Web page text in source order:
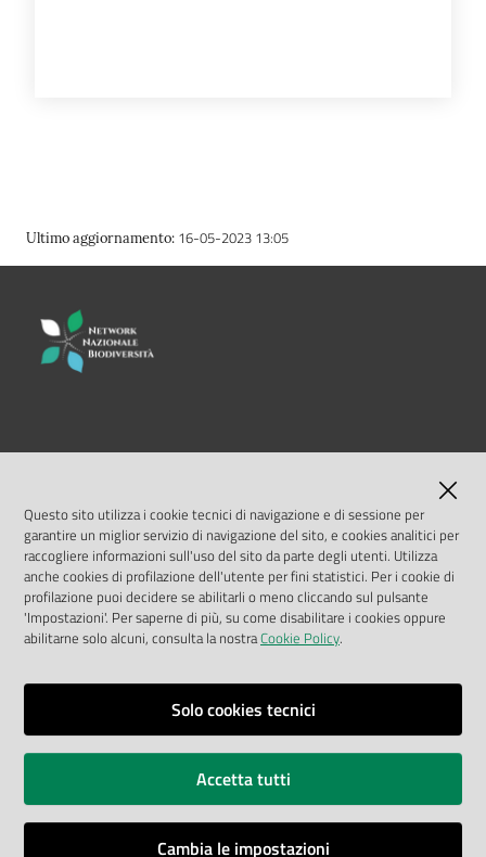
Ultimo aggiornamento: 16-05-2023 13:05
LINK UTILI
MASE
ISPRA
Geoportale Nazionale
Biocase
Vai alla pagina
Note legali
Questo sito utilizza i cookie tecnici di navigazione e di sessione per
garantire un miglior servizio di navigazione del sito, e cookies analitici per
raccogliere informazioni sull'uso del sito da parte degli utenti. Utilizza
anche cookies di profilazione dell'utente per fini statistici. Per i cookie di
profilazione puoi decidere se abilitarli o meno cliccando sul pulsante
'Impostazioni'. Per saperne di più, su come disabilitare i cookies oppure
abilitarne solo alcuni, consulta la nostraCookie Policy.
Solo cookies tecnici
Accetta tutti
Cambia le impostazioni